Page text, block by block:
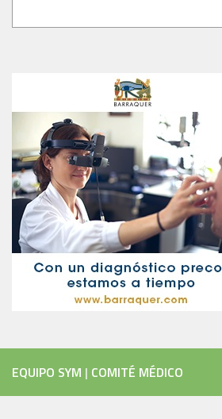
EQUIPO SYM | COMITÉ MÉDICO